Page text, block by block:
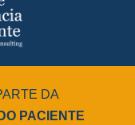
DA
PACIENTE